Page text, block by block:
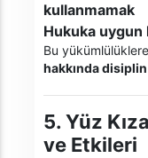
kullanmamak
Hukuka
Bu yükümlülüklere
hakkında
5. Yüz
ve Etkileri